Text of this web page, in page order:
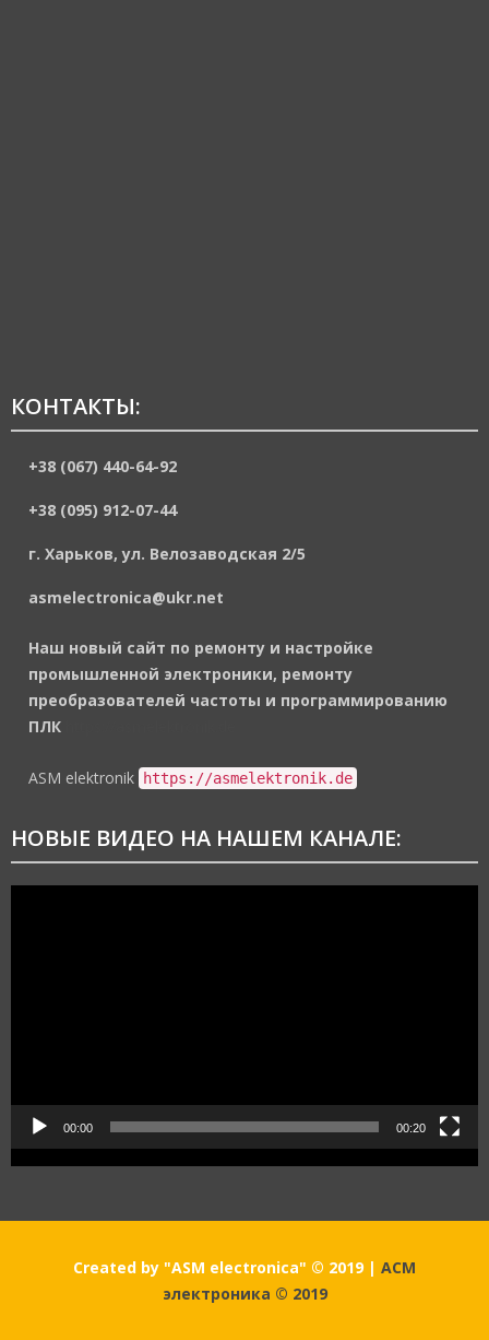
КОНТАКТЫ:
+38 (067) 440-64-92
+38 (095) 912-07-44
г. Харьков, ул. Велозаводская 2/5
asmelectronica@ukr.net
Наш новый сайт по ремонту и настройке
промышленной электроники, ремонту
преобразователей частоты и программированию
ПЛК
ASM elektronik https://asmelektronik.de
НОВЫЕ ВИДЕО НА НАШЕМ КАНАЛЕ:
00:00 00:20
Created by "ASM electronica" © 2019| АСМ
электроника © 2019